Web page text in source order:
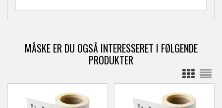
MÅSKE ER DU OGSÅ INTERESSERET I FØLGENDE
PRODUKTER